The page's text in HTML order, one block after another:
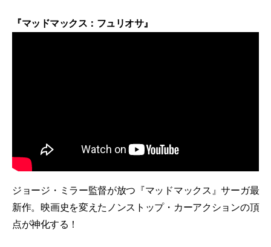
『マッドマックス：フュリオサ』
ジョージ・ミラー監督が放つ『マッドマックス』サーガ最
新作。映画史を変えたノンストップ・カーアクションの頂
点が神化する！